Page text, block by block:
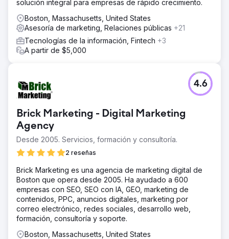
solución integral para empresas de rápido crecimiento.
Boston, Massachusetts, United States
Asesoría de marketing, Relaciones públicas +21
Tecnologías de la información, Fintech +3
A partir de $5,000
Brick Marketing - Digital Marketing
Agency
Desde 2005. Servicios, formación y consultoría.
2 reseñas
4.6
Brick Marketing es una agencia de marketing digital de
Boston que opera desde 2005. Ha ayudado a 600
empresas con SEO, SEO con IA, GEO, marketing de
contenidos, PPC, anuncios digitales, marketing por
correo electrónico, redes sociales, desarrollo web,
formación, consultoría y soporte.
Boston, Massachusetts, United States